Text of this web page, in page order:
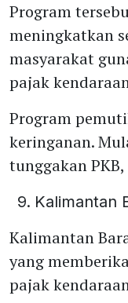
Program
meningkatkan
masyarakat
pajak
Program
keringanan.
tunggakan
Kalimantan
Kalimantan
yang
pajak